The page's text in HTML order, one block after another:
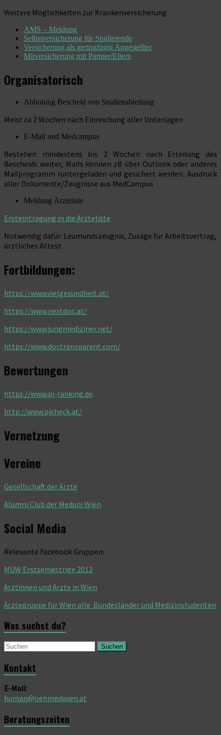
Weitere Möglichkeiten zur Krankenversicherung
AMS – Meldung
Selbstversicherung für Studierende
Versicherung als geringfügig Angestellter
Mitversicherung mit Partner/Eltern
Organisatorisch
Abholung Bescheid von Studienabteilung
Meist ca 2 Wochen nach Einreichung aller Unterlagen
E-Mail und Medcampus
Bestehen mindestens bis 2 Wochen nach Erteilung des
Bescheids weiter, Mails können zB über Outlook oder anderes
Mailprogramm runtergeladen und gesichert werden. Ausdruck
aller Dokumente/Zeugnisse aus MedCampus
Meldung Ärzteliste
Ersteintragung in die Ärzteliste
Notwendig dafür: Leumundszeugnis, Zusage für Arbeitsvertrag,
ärztliches Attest
Fortbildungen:
https://www.vielgesundheit.at/
https://www.nextdoc.at/
https://www.jungmediziner.net/
https://www.doctransparent.com/
Bewertungen
https://www.pj-ranking.de
http://www.pjcheck.at/
Vernetzung
Vereine
Gesellschaft der Ärzte
Alumni Club der Meduni Wien
Social Media
Relevante Facebook Gruppen:
MUW Erstsemestrige 2012
Ärztinnen und Ärzte in Wien
Ärztegruppe für Wien alle Bundesländer und Medizinstudenten
Was suchst du?
Suchen
Kontakt
E-Mail:
human@oehmedwien.at
Beratungszeiten